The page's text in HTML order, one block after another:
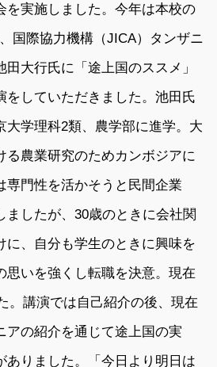
を実施しました。今年は本校の
国際協力機構（JICA）タンザニ
大行氏に「途上国のススメ」
をしていただきました。池田氏
大学理科2類、農学部に進学。大
る農業研究のためカンボジアに
専門性を活かそうと民間企業
ましたが、30歳のときに会社関
に、自分も学生のときに興味を
思いを強くし転職を決意。現在
。講演では自己紹介の後、現在
アの紹介を通じて途上国の実
ありました。「今日より明日は